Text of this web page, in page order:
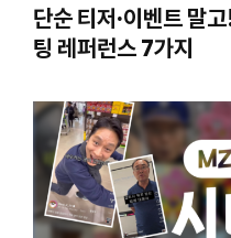
단순 티저·이벤트 말
팅 레퍼런스 7가지